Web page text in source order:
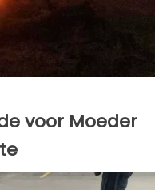
voor Moeder